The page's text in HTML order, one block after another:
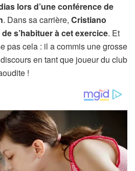
lors d’une conférence de
. Dans sa carrière, Cristiano
s’habituer à cet exercice. Et
pas cela : il a commis une grosse
en tant que joueur du club
!